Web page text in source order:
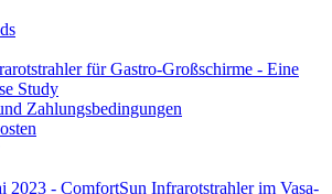
für Gastro-Großschirme - Eine
Study
Zahlungsbedingungen
2023 - ComfortSun Infrarotstrahler im Vasa-